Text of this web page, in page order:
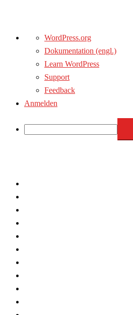
Über
WordPress
WordPress.org
Dokumentation (engl.)
Learn WordPress
Support
Feedback
Anmelden
Suche